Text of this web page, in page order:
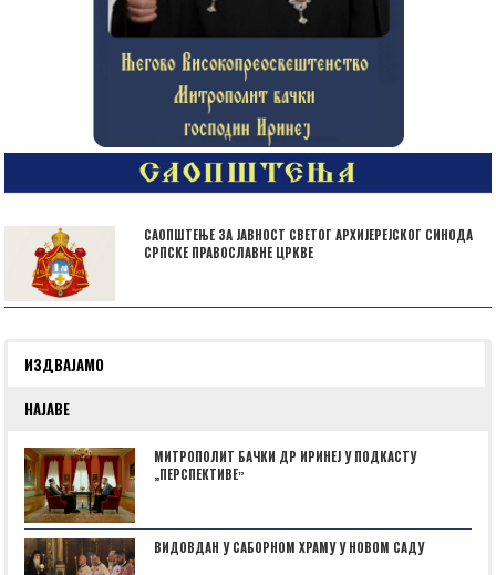
САОПШТЕЊЕ ЗА ЈАВНОСТ СВЕТОГ АРХИЈЕРЕЈСКОГ СИНОДА
СРПСКЕ ПРАВОСЛАВНЕ ЦРКВЕ
ИЗДВАЈАМО
НАЈАВЕ
МИТРОПОЛИТ БАЧКИ ДР ИРИНЕЈ У ПОДКАСТУ
„ПЕРСПЕКТИВЕˮ
ВИДОВДАН У САБОРНОМ ХРАМУ У НОВОМ САДУ